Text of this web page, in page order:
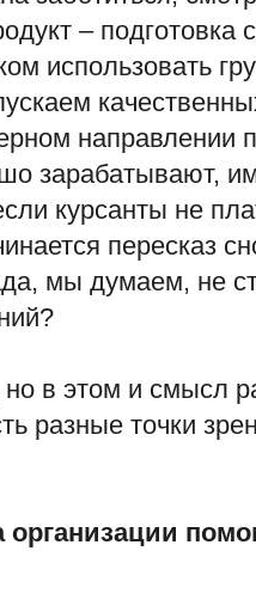
– подготовка
использовать
направлении
зарабатывают,
курсанты не
пересказ
мы думаем, не
в этом и смысл
разные точки